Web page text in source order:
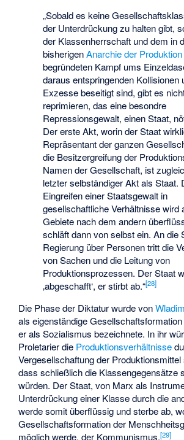
„Sobald es keine
der Unterdrückung zu halten gibt,
der Klassenherrschaft und dem in
bisherigenAnarchie der Produktion
begründeten Kampf ums
daraus entspringenden Kollisionen
Exzesse beseitigt sind, gibt es
reprimieren, das eine besondre
Repressionsgewalt, einen Staat,
Der erste Akt, worin der Staat
Repräsentant der ganzen
die Besitzergreifung der
Namen der Gesellschaft, ist
letzter selbständiger Akt als Staat.
Eingreifen einer Staatsgewalt in
gesellschaftliche Verhältnisse wird
Gebiete nach dem andern
schläft dann von selbst ein. An die
Regierung über Personen tritt die
von Sachen und die Leitung von
Produktionsprozessen. Der Staat
‚abgeschafft‘, er stirbt ab.“[28]
Die Phase der Diktatur wurde von
als eigenständige
er als Sozialismus bezeichnete. In ihr
Proletarier die Produktionsverhältnisse
Vergesellschaftung der
dass schließlich die Klassengegensätze
würden. Der Staat, von Marx als
Unterdrückung einer Klasse durch die
werde somit überflüssig und sterbe ab,
Gesellschaftsformation der
möglich werde, der Kommunismus.[29]